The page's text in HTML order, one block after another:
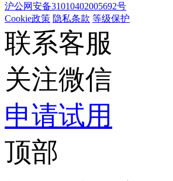
沪公网安备31010402005692号
Cookie政策 隐私条款 等级保护
联系客服
关注微信
申请试用
顶部